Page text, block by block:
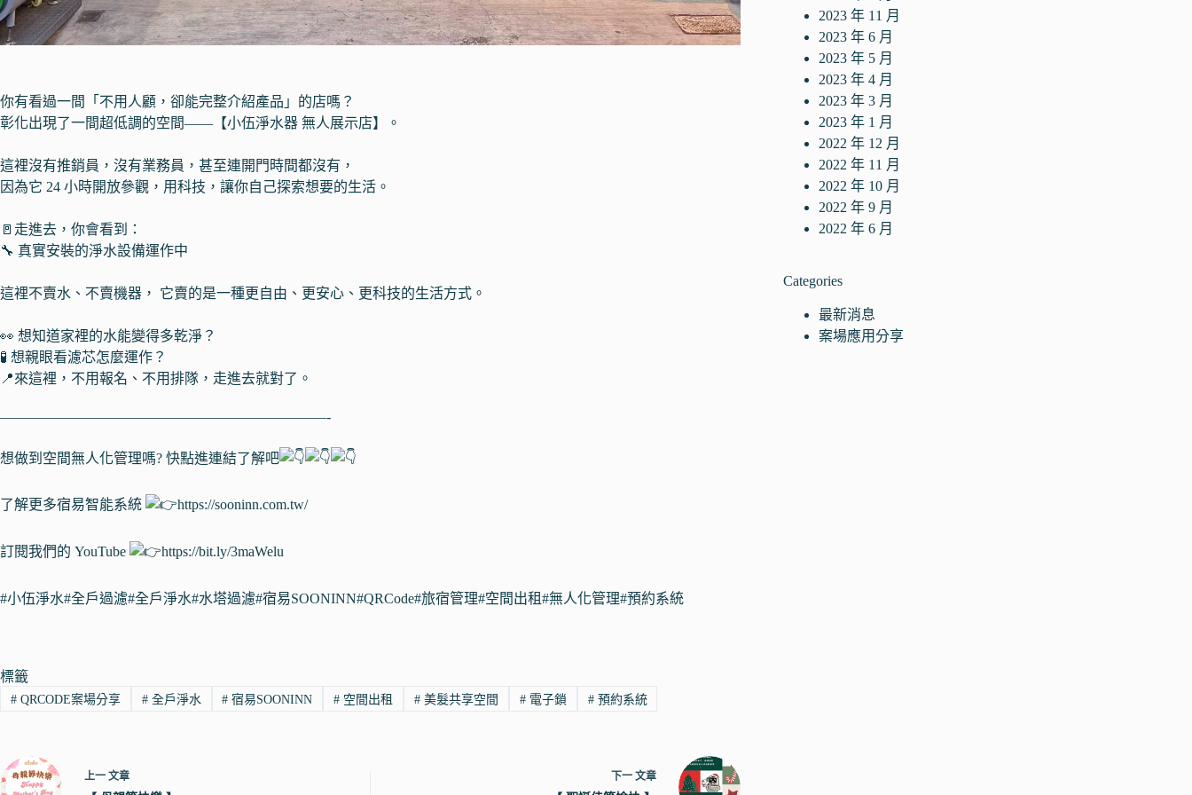
你有看過一間「不用人顧，卻能完整介紹產品」的店嗎？
彰化出現了一間超低調的空間——【小伍淨水器 無人展示店】。
這裡沒有推銷員，沒有業務員，甚至連開門時間都沒有，
因為它 24 小時開放參觀，用科技，讓你自己探索想要的生活。
🚪走進去，你會看到：
🔧 真實安裝的淨水設備運作中
這裡不賣水、不賣機器， 它賣的是一種更自由、更安心、更科技的生活方式。
👀 想知道家裡的水能變得多乾淨？
🧪 想親眼看濾芯怎麼運作？
📍來這裡，不用報名、不用排隊，走進去就對了。
———————————————————————-
想做到空間無人化管理嗎? 快點進連結了解吧
了解更多宿易智能系統 https://sooninn.com.tw/
訂閱我們的 YouTube https://bit.ly/3maWelu
#小伍淨水#全戶過濾#全戶淨水#水塔過濾#宿易SOONINN#QRCode#旅宿管理#空間出租#無人化管理#預約系統
標籤
#QRCODE案場分享 #全戶淨水 # 宿易SOONINN # 空間出租 # 美髮共享空間 #電子鎖 #預約系統
上一 文章 下一 文章
2023 年 11 月
2023 年 6 月
2023 年 5 月
2023 年 4 月
2023 年 3 月
2023 年 1 月
2022 年 12 月
2022 年 11 月
2022 年 10 月
2022 年 9 月
2022 年 6 月
Categories
最新消息
案場應用分享